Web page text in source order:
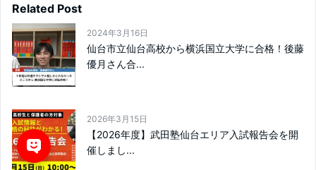
Related Post
2024年3月16日
仙台市立仙台高校から横浜国立大学に合格！後藤
優月さん合...
2026年3月15日
【2026年度】武田塾仙台エリア入試報告会を開
催しまし...